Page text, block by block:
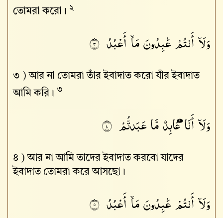
তোমরা করো। ২
৩ ) আর না তোমরা তাঁর ইবাদাত করো যাঁর ইবাদাত
আমি করি। ৩
وَلَآأَنتُمْعَٰبِدُونَمَآأَعْبُدُ ٣
৪ )আর না আমি তাদের ইবাদাত করবো যাদের
ইবাদাত তোমরা করে আসছো।
وَلَآأَنَا۠عَابِدٌمَّاعَبَدتُّمْ ٤
وَلَآأَنتُمْعَٰبِدُونَمَآأَعْبُدُ ٥